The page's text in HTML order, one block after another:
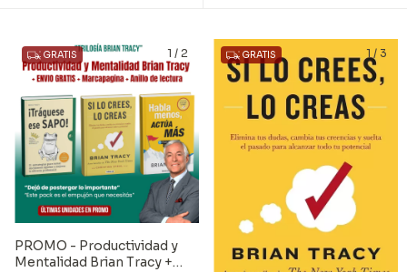
1 / 2
GRATIS
PROMO - Productividad y
Mentalidad Brian Tracy +
1/ 3
GRATIS